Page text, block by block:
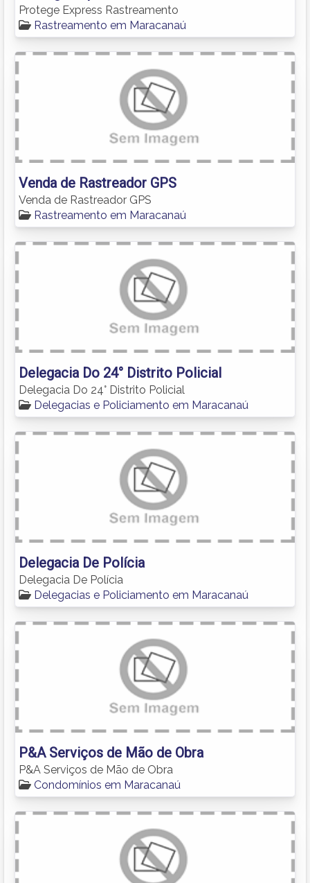
Protege Express Rastreamento
Rastreamento em Maracanaú
Venda de Rastreador GPS
Venda de Rastreador GPS
Rastreamento em Maracanaú
Delegacia Do 24° Distrito Policial
Delegacia Do 24° Distrito Policial
Delegacias e Policiamento em Maracanaú
Delegacia De Polícia
Delegacia De Polícia
Delegacias e Policiamento em Maracanaú
P&A Serviços de Mão de Obra
P&A Serviços de Mão de Obra
Condomínios em Maracanaú